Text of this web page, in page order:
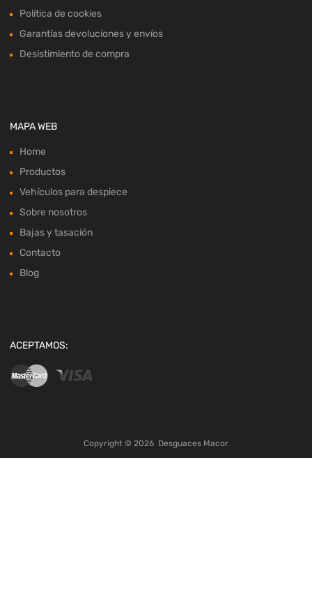
Política de cookies
Garantías devoluciones y envíos
Desistimiento de compra
MAPA WEB
Home
Productos
Vehículos para despiece
Sobre nosotros
Bajas y tasación
Contacto
Blog
ACEPTAMOS:
Copyright © 2026 Desguaces Macor